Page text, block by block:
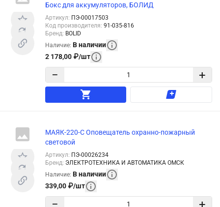
Бокс для аккумуляторов, БОЛИД
Артикул: ПЭ-00017503
Код производителя: 91-035-816
Бренд: BOLID
Наличие: В наличии
2 178,00 ₽/шт
− +
МАЯК-220-С Оповещатель охранно-пожарный
световой
Артикул: ПЭ-00026234
Бренд: ЭЛЕКТРОТЕХНИКА И АВТОМАТИКА ОМСК
Наличие: В наличии
339,00 ₽/шт